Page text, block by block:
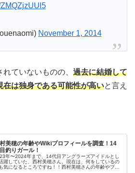
November 1, 2014
ていないものの、 過去に結婚して
在は独身である可能性が高いと言え
美穂の年齢やWikiプロフィールを調査！14
釣りガール！
年〜2024年まで、14代目アングラーズアイドルとし
躍していた、西村美穂さん。現在は、何をしているの
気になるところですね！！西村美穂さんの年齢やプロ